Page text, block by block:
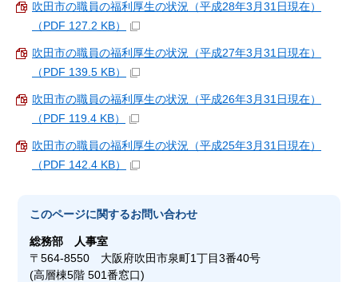
吹田市の職員の福利厚生の状況（平成28年3月31日現在）
（PDF 127.2 KB）
吹田市の職員の福利厚生の状況（平成27年3月31日現在）
（PDF 139.5 KB）
吹田市の職員の福利厚生の状況（平成26年3月31日現在）
（PDF 119.4 KB）
吹田市の職員の福利厚生の状況（平成25年3月31日現在）
（PDF 142.4 KB）
このページに関するお問い合わせ
総務部
人事室
〒564-8550 大阪府吹田市泉町1丁目3番40号
(高層棟5階 501番窓口)